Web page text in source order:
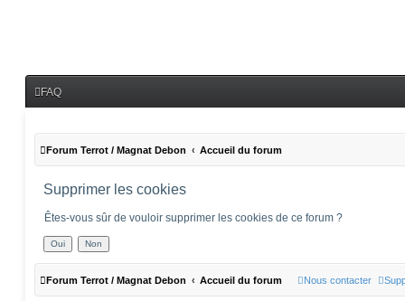
FAQ
Forum Terrot / Magnat Debon Accueil du forum
Supprimer les cookies
Êtes-vous sûr de vouloir supprimer les cookies de ce forum ?
Forum Terrot / Magnat Debon Accueil du forum Nous contacter